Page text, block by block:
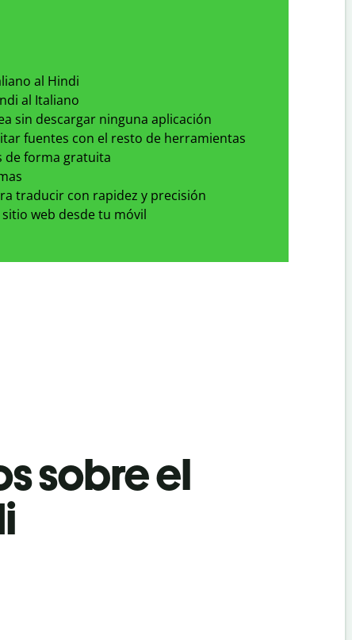
al Hindi
al Italiano
sin descargar ninguna aplicación
fuentes con el resto de herramientas
de forma gratuita
traducir con rapidez y precisión
web desde tu móvil
sobre el